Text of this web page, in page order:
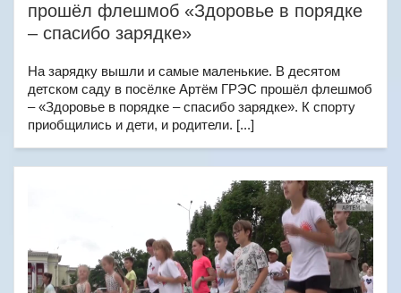
прошёл флешмоб «Здоровье в порядке
– спасибо зарядке»
На зарядку вышли и самые маленькие. В десятом
детском саду в посёлке Артём ГРЭС прошёл флешмоб
– «Здоровье в порядке – спасибо зарядке». К спорту
приобщились и дети, и родители. [...]